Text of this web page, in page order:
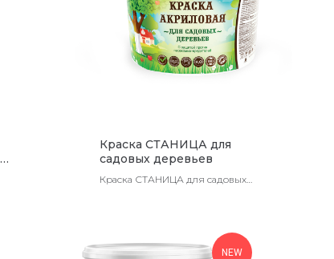
Краска СТАНИЦА для
садовых деревьев
Краска СТАНИЦА для садовых
NEW